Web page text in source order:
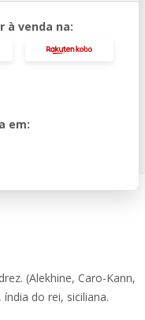
à venda na:
em:
(Alekhine, Caro-Kann,
do rei, siciliana.